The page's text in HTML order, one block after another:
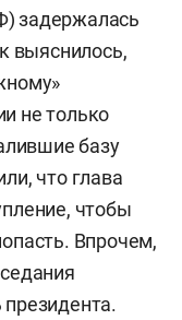
задержалась
выяснилось,
не только
базу
что глава
чтобы
Впрочем,